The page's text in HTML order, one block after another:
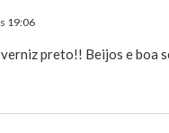
19:06
preto!! Beijos e